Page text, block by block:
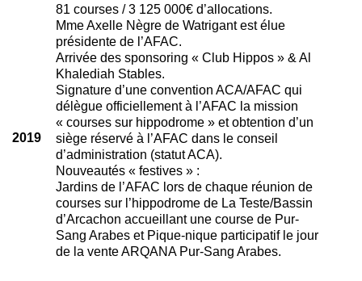
2019
81 courses / 3 125 000€ d’allocations.
Mme Axelle Nègre de Watrigant est élue
présidente de l’AFAC.
Arrivée des sponsoring « Club Hippos » & Al
Khalediah Stables.
Signature d’une convention ACA/AFAC qui
délègue officiellement à l’AFAC la mission
« courses sur hippodrome » et obtention d’un
siège réservé à l’AFAC dans le conseil
d’administration (statut ACA).
Nouveautés « festives » :
Jardins de l’AFAC lors de chaque réunion de
courses sur l’hippodrome de La Teste/Bassin
d’Arcachon accueillant une course de Pur-
Sang Arabes et Pique-nique participatif le jour
de la vente ARQANA Pur-Sang Arabes.